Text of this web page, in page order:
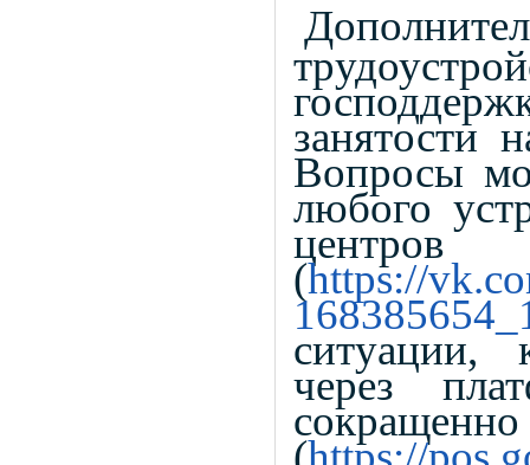
занятости
Вопросы
любого
(https://
ситуации,
через